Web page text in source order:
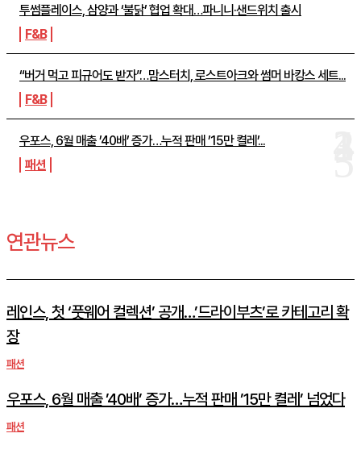
투썸플레이스, 삼양과 ‘불닭’ 협업 확대…파니니·샌드위치 출시
F&B
“버거 먹고 피규어도 받자”…맘스터치, 로스트아크와 썸머 바캉스 세트...
F&B
우포스, 6월 매출 ’40배’ 증가…누적 판매 ’15만 켤레’...
패션
연관뉴스
레인스, 첫 ‘풋웨어 컬렉션’ 공개…’드라이부츠’로 카테고리 확
장
패션
우포스, 6월 매출 ’40배’ 증가…누적 판매 ’15만 켤레’ 넘었다
패션